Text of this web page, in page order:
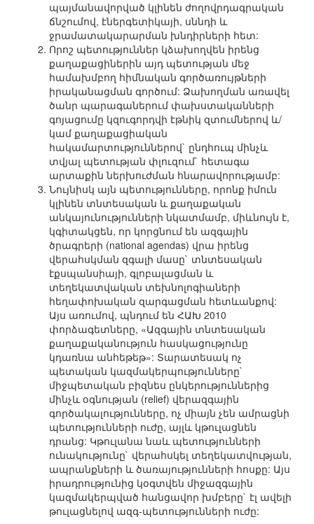
պայմանավորված կլինեն ժողովրդագրական
ճնշումով, էներգետիկայի, սննդի և
ջրամատակարարման խնդիրների հետ:
Որոշ պետություններ կձախողվեն իրենց
քաղաքացիներին այդ պետության մեջ
համախմբող հիմնական գործառույթների
իրականացման գործում: Ձախողման առավել
ծանր պարագաներում փախստականների
գոյացումը կզուգորդվի էթնիկ զտումներով և/
կամ քաղաքացիական
հակամարտություններով` ընդհուպ մինչև
տվյալ պետության փլուզում` հետագա
արտաքին ներխուժման հնարավորությամբ:
Նույնիսկ այն պետությունները, որոնք իմուն
կլինեն տնտեսական և քաղաքական
անկայունությունների նկատմամբ, միևնույն է,
կգիտակցեն, որ կորցնում են ազգային
ծրագրերի (national agendas) վրա իրենց
վերահսկման զգալի մասը` տնտեսական
էքսպանսիայի, գլոբալացման և
տեղեկատվական տեխնոլոգիաների
հեղափոխական զարգացման հետևանքով:
Այս առումով, պնդում են ՀԱԽ 2010
փորձագետները, «Ազգային տնտեսական
քաղաքականություն հասկացությունը
կդառնա անհեթեթ»: Տարատեսակ ոչ
պետական կազմակերպությունները`
միջպետական բիզնես ընկերություններից
մինչև օգնության (relief) վերազգային
գործակալությունները, ոչ միայն չեն ամրացնի
պետությունների ուժը, այլև կթուլացնեն
դրանց: Կթուլանա նաև պետությունների
ունակությունը` վերահսկել տեղեկատվության,
ապրանքների և ծառայությունների հոսքը: Այս
իրադրությունից կօգտվեն միջազգային
կազմակերպված հանցավոր խմբերը` էլ ավելի
թուլացնելով ազգ-պետությունների ուժը: